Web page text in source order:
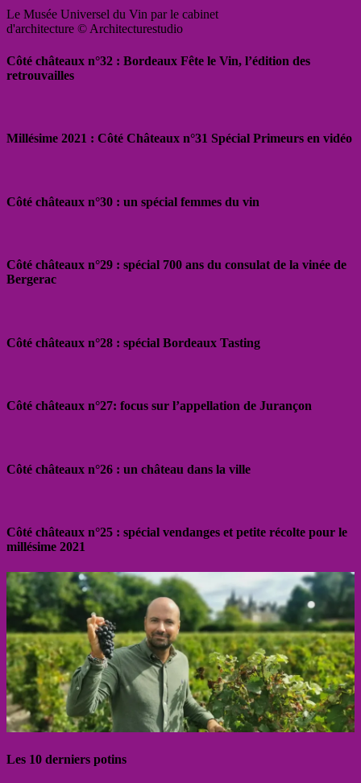
Le Musée Universel du Vin par le cabinet
d'architecture © Architecturestudio
Côté châteaux n°32 : Bordeaux Fête le Vin, l’édition des
retrouvailles
Millésime 2021 : Côté Châteaux n°31 Spécial Primeurs en vidéo
Côté châteaux n°30 : un spécial femmes du vin
Côté châteaux n°29 : spécial 700 ans du consulat de la vinée de
Bergerac
Côté châteaux n°28 : spécial Bordeaux Tasting
Côté châteaux n°27: focus sur l’appellation de Jurançon
Côté châteaux n°26 : un château dans la ville
Côté châteaux n°25 : spécial vendanges et petite récolte pour le
millésime 2021
Les 10 derniers potins